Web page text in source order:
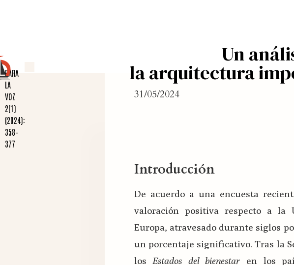
Un
la arquitectura
PARA
LA
VOZ
2(1)
(2024):
358–
377
31/05/2024
Introducción
De acuerdo a una encuesta
valoración positiva respecto a la
Europa, atravesado durante siglos
un porcentaje significativo. Tras la
los Estados del bienestar en los